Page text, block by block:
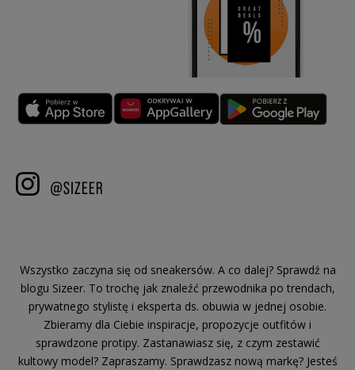
Wszystko zaczyna się od sneakersów. A co dalej? Sprawdź na
blogu Sizeer. To trochę jak znaleźć przewodnika po trendach,
prywatnego stylistę i eksperta ds. obuwia w jednej osobie.
Zbieramy dla Ciebie inspiracje, propozycje outfitów i
sprawdzone protipy. Zastanawiasz się, z czym zestawić
kultowy model? Zapraszamy. Sprawdzasz nową markę? Jesteś